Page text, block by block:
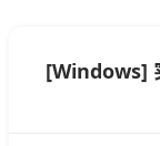
[Windows]